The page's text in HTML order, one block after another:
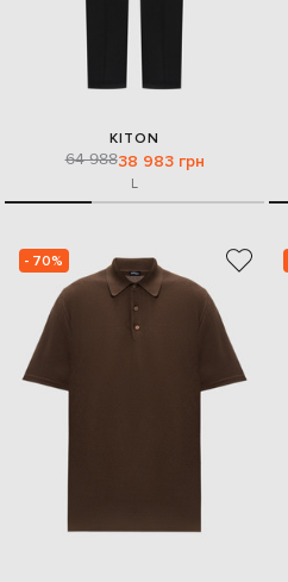
KITON
64 98838 983 грн
L
- 70%